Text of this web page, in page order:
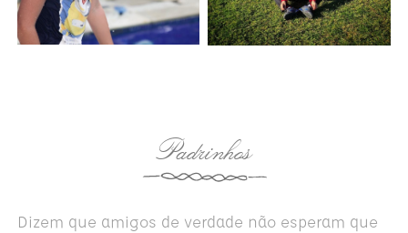
Padrinhos
Dizem que amigos de verdade não esperam que